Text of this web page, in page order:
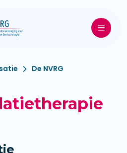
De NVRG